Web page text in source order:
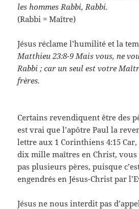
les hommes Rabbi, Rabbi.
(Rabbi = Maître)
Jésus réclame l’humilité et la
Matthieu 23:8-9 Mais vous, ne
Rabbi ; car un seul est votre
frères.
Certains revendiquent être des
est vrai que l’apôtre Paul la
lettre aux 1 Corinthiens 4:15
dix mille maîtres en Christ, vous
pas plusieurs pères, puisque
engendrés en Jésus-Christ par
Jésus ne nous interdit pas